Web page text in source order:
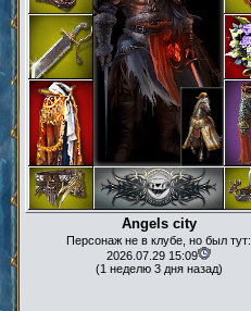
Angels city
Персонаж не в клубе, но был тут:
2026.07.29 15:09
(1 неделю 3 дня назад)